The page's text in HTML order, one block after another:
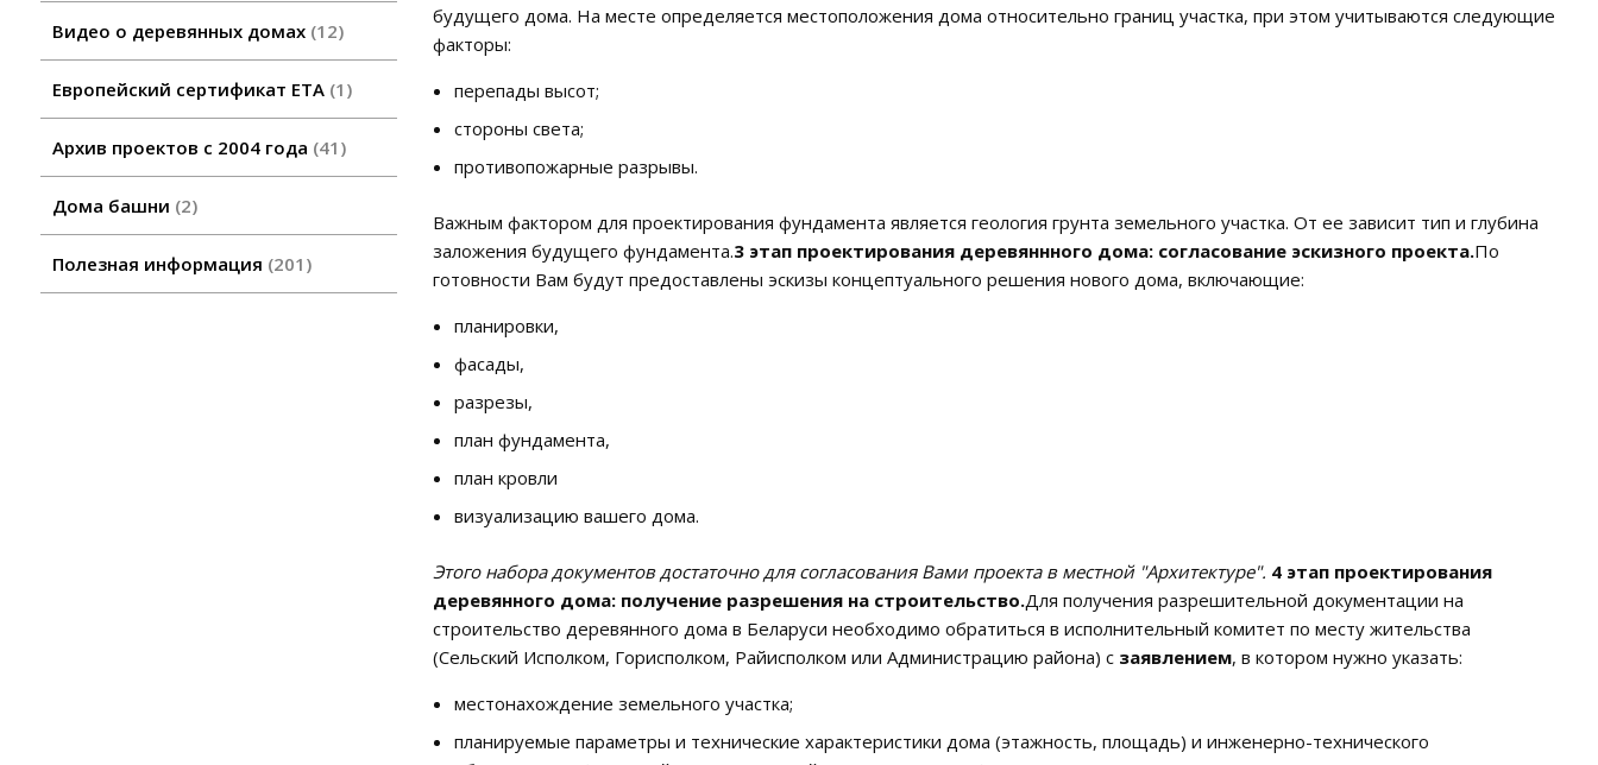
Видео о деревянных домах 12
Европейский сертификат ETA 1
Архив проектов с 2004 года 41
Дома башни 2
Полезная информация 201
будущего дома. На месте определяется местоположения дома относительно границ участка, при этом учитываются следующие
факторы:
перепады высот;
стороны света;
противопожарные разрывы.
Важным фактором для проектирования фундамента является геология грунта земельного участка. От ее зависит тип и глубина
заложения будущего фундамента.3 этап проектирования деревяннного дома: согласование эскизного проекта.По
готовности Вам будут предоставлены эскизы концептуального решения нового дома, включающие:
планировки,
фасады,
разрезы,
план фундамента,
план кровли
визуализацию вашего дома.
Этого набора документов достаточно для согласования Вами проекта в местной "Архитектуре". 4 этап проектирования
деревянного дома: получение разрешения на строительство.Для получения разрешительной документации на
строительство деревянного дома в Беларуси необходимо обратиться в исполнительный комитет по месту жительства
(Сельский Исполком, Горисполком, Райисполком или Администрацию района) с заявлением, в котором нужно указать:
местонахождение земельного участка;
планируемые параметры и технические характеристики дома (этажность, площадь) и инженерно-технического